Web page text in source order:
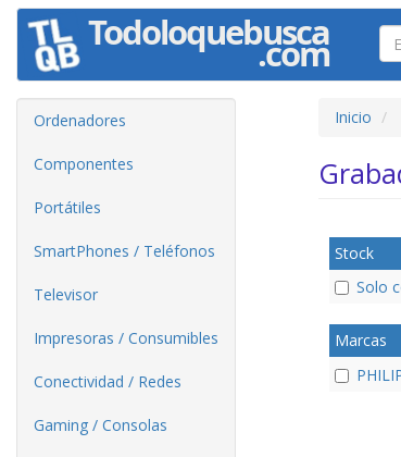
Ordenadores
Componentes
Portátiles
SmartPhones / Teléfonos
Televisor
Impresoras / Consumibles
Conectividad / Redes
Gaming / Consolas
Inicio
Stock
Solo
Marcas